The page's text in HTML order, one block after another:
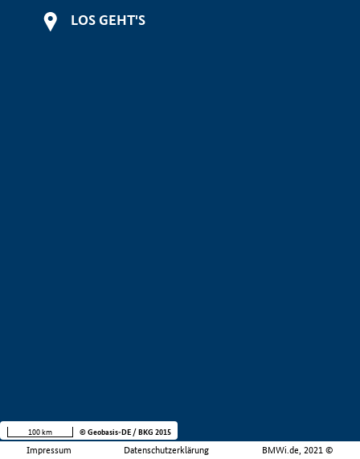
LOS GEHT'S
Impressum Datenschutzerklärung BMWi.de, 2021 ©
100 km © Geobasis-DE / BKG 2015